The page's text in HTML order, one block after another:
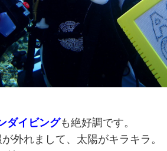
ダイビングも絶好調です。
外れまして、太陽がキラキラ。